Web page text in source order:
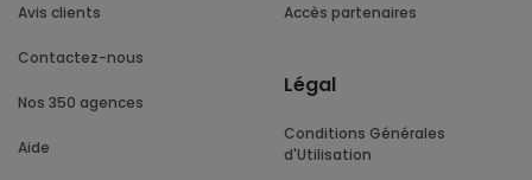
Avis clients
Contactez-nous
Nos 350 agences
Aide
Accès partenaires
Légal
Conditions Générales
d'Utilisation